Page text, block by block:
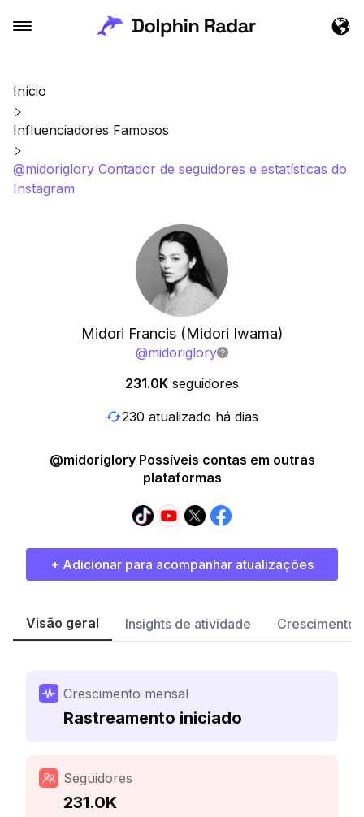
Início
Influenciadores Famosos
@midoriglory Contador de seguidores e estatísticas do
Instagram
Midori Francis (Midori Iwama)
@midoriglory
231.0K seguidores
230 atualizado há dias
@midoriglory Possíveis contas em outras
plataformas
+ Adicionar para acompanhar atualizações
Visão geral Insights de atividade Crescimento
Crescimento mensal
Rastreamento iniciado
Seguidores
231.0K